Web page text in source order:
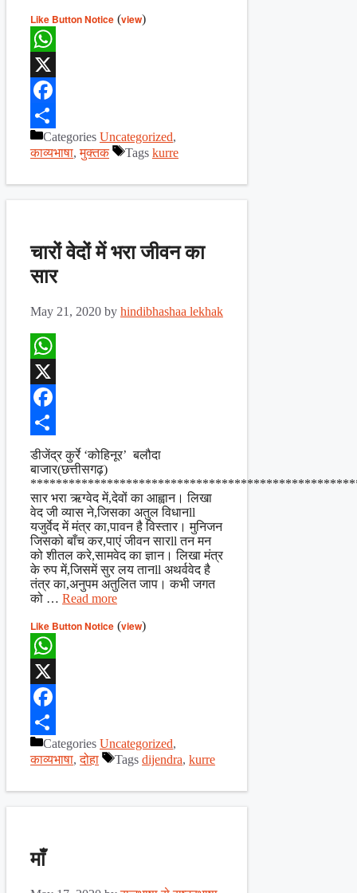
Like Button Notice (view)
WhatsApp
X
Facebook
ShareCategories Uncategorized,
काव्यभाषा,मुक्तक Tags kurre
चारों वेदों में भरा जीवन का
सार
May 21, 2020 by hindibhashaa lekhak
WhatsApp
X
Facebook
Share
डीजेंद्र कुर्रे ‘कोहिनूर’ बलौदा
बाजार(छत्तीसगढ़)
सार भरा ऋग्वेद में,देवों का आह्वान। लिखा
वेद जी व्यास ने,जिसका अतुल विधानll
यजुर्वेद में मंत्र का,पावन है विस्तार। मुनिजन
जिसको बाँच कर,पाएं जीवन सारll तन मन
को शीतल करे,सामवेद का ज्ञान। लिखा मंत्र
के रुप में,जिसमें सुर लय तानll अथर्ववेद है
तंत्र का,अनुपम अतुलित जाप। कभी जगत
को … Read more
Like Button Notice (view)
WhatsApp
X
Facebook
ShareCategories Uncategorized,
काव्यभाषा,दोहा Tags dijendra, kurre
माँ